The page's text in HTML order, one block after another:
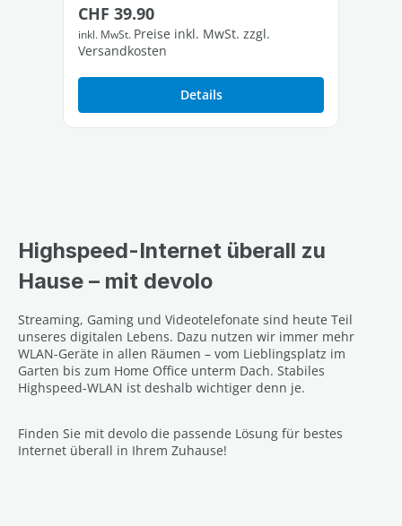
Regulärer Preis:
CHF 39.90
inkl. MwSt. Preise inkl. MwSt. zzgl.
Versandkosten
Details
Highspeed-Internet überall zu
Hause – mit devolo
Streaming, Gaming und Videotelefonate sind heute Teil
unseres digitalen Lebens. Dazu nutzen wir immer mehr
WLAN-Geräte in allen Räumen – vom Lieblingsplatz im
Garten bis zum Home Office unterm Dach. Stabiles
Highspeed-WLAN ist deshalb wichtiger denn je.
Finden Sie mit devolo die passende Lösung für bestes
Internet überall in Ihrem Zuhause!